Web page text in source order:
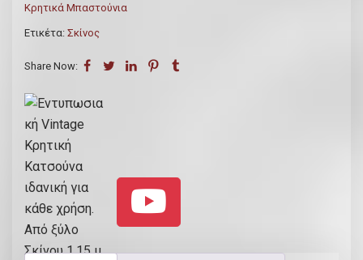
Κρητικά Μπαστούνια
Ετικέτα: Σκίνος
Share Now: